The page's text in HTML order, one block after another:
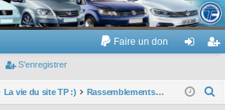
acquéreurs du Volkswagen Touran
Faire un don
ne nr
S’enregistrer
La vie du site TP :) Rassemblements, rencontres et "croisement"